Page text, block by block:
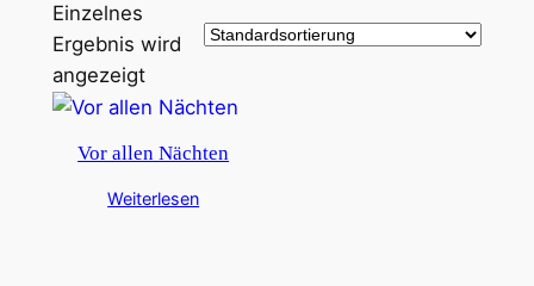
Einzelnes
Ergebnis wird
angezeigt
Vor allen Nächten
Weiterlesen